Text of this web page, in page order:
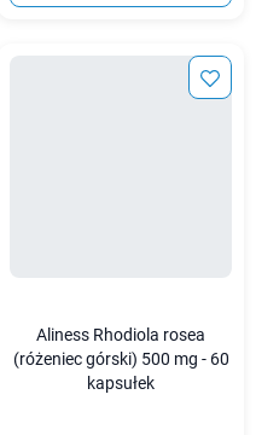
Aliness Rhodiola rosea
(różeniec górski) 500 mg - 60
kapsułek